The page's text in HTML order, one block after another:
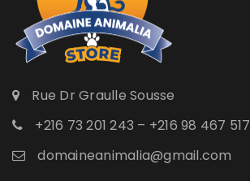
Rue Dr Graulle Sousse
+216 73 201 243 – +216 98 467 517
domaineanimalia@gmail.com